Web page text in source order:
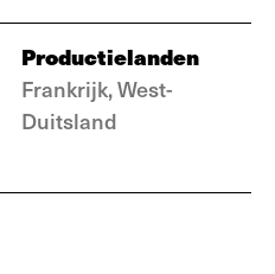
Productielanden
Frankrijk, West-
Duitsland